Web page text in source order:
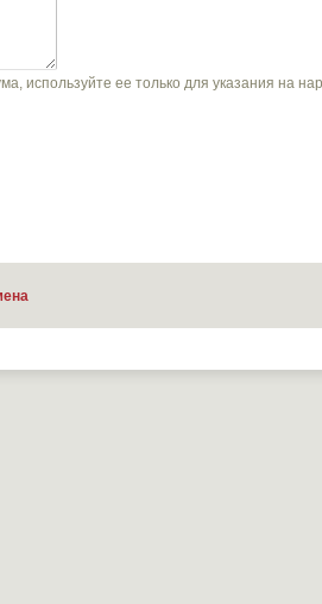
используйте ее только для указания на